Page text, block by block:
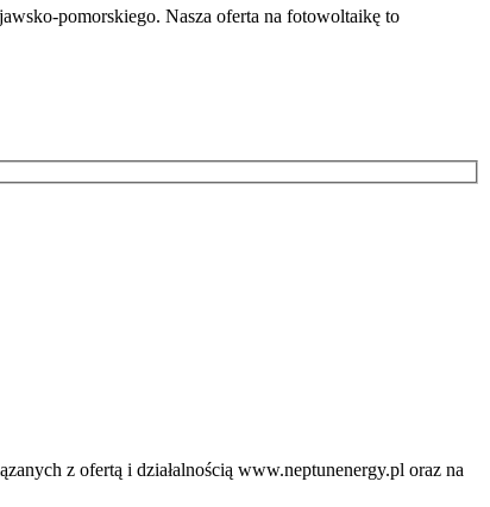
pomorskiego. Nasza oferta na fotowoltaikę to
z ofertą i działalnością www.neptunenergy.pl oraz na